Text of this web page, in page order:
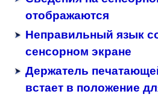
отображаются
Неправильный язык
сенсорном экране
Держатель
встает в положение